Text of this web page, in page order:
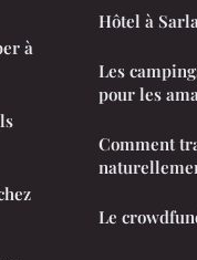
à
Hôtel à
Les
pour les
Comment
Le